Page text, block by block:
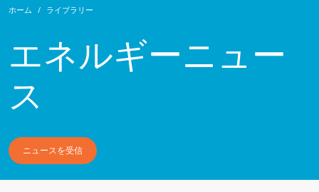
ホーム ライブラリー
エネルギーニュー
ス
ニュースを受信